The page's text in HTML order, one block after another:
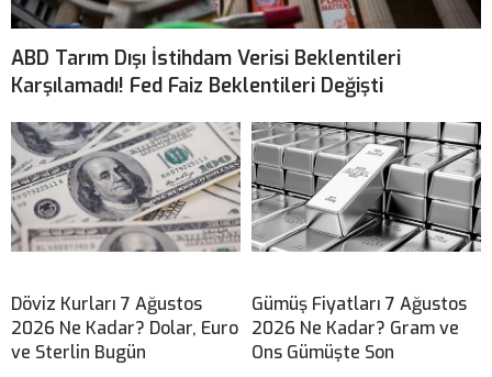
ABD Tarım Dışı İstihdam Verisi Beklentileri
Karşılamadı! Fed Faiz Beklentileri Değişti
Döviz Kurları 7 Ağustos
2026 Ne Kadar? Dolar, Euro
ve Sterlin Bugün
Gümüş Fiyatları 7 Ağustos
2026 Ne Kadar? Gram ve
Ons Gümüşte Son